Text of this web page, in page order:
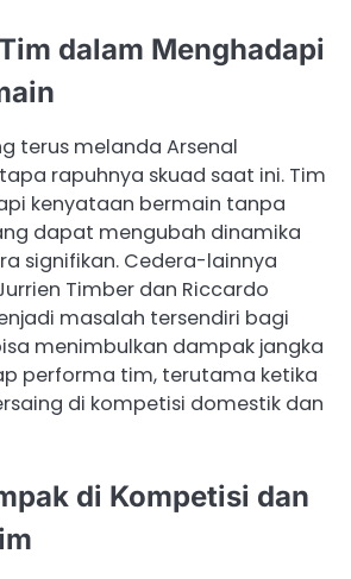
dalam Menghadapi
terus melanda Arsenal
rapuhnya skuad saat ini. Tim
kenyataan bermain tanpa
dapat mengubah dinamika
signifikan. Cedera-lainnya
Timber dan Riccardo
masalah tersendiri bagi
menimbulkan dampak jangka
performa tim, terutama ketika
di kompetisi domestik dan
di Kompetisi dan